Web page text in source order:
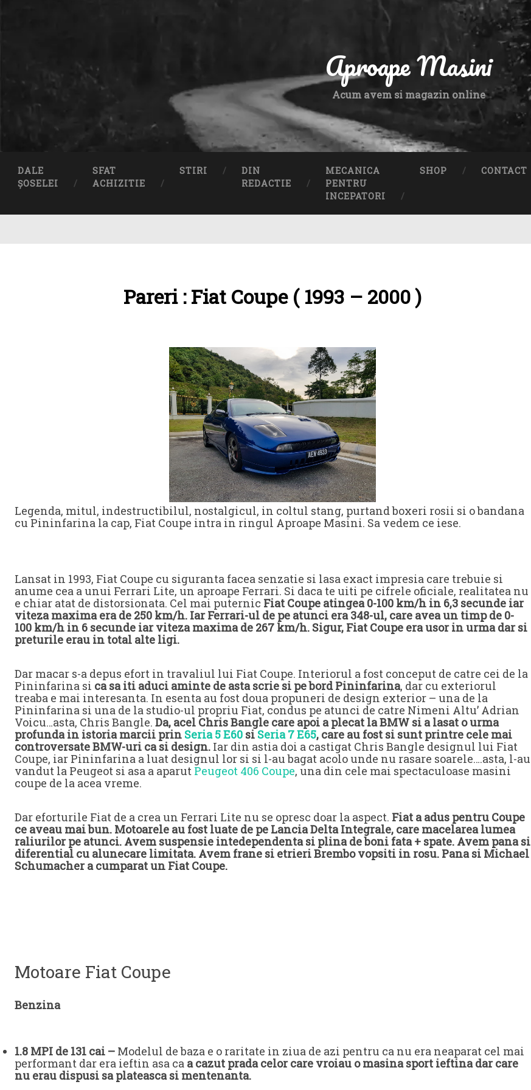
Aproape Masini
Acum avem si magazin online
DALE
ȘOSELEI
SFAT
ACHIZITIE
STIRI
DIN
REDACTIE
MECANICA
PENTRU
INCEPATORI
SHOP CONTACT
Pareri : Fiat Coupe ( 1993 – 2000 )
Legenda, mitul, indestructibilul, nostalgicul, in coltul stang, purtand boxeri rosii si o bandana
cu Pininfarina la cap, Fiat Coupe intra in ringul Aproape Masini. Sa vedem ce iese.
Lansat in 1993, Fiat Coupe cu siguranta facea senzatie si lasa exact impresia care trebuie si
anume cea a unui Ferrari Lite, un aproape Ferrari. Si daca te uiti pe cifrele oficiale, realitatea nu
e chiar atat de distorsionata. Cel mai puternic Fiat Coupe atingea 0-100 km/h in 6,3 secunde iar
viteza maxima era de 250 km/h. Iar Ferrari-ul de pe atunci era 348-ul, care avea un timp de 0-
100 km/h in 6 secunde iar viteza maxima de 267 km/h. Sigur, Fiat Coupe era usor in urma dar si
preturile erau in total alte ligi.
Dar macar s-a depus efort in travaliul lui Fiat Coupe. Interiorul a fost conceput de catre cei de la
Pininfarina si ca sa iti aduci aminte de asta scrie si pe bord Pininfarina, dar cu exteriorul
treaba e mai interesanta. In esenta au fost doua propuneri de design exterior – una de la
Pininfarina si una de la studio-ul propriu Fiat, condus pe atunci de catre Nimeni Altu’ Adrian
Voicu…asta, Chris Bangle. Da, acel Chris Bangle care apoi a plecat la BMW si a lasat o urma
profunda in istoria marcii prin Seria 5 E60 si Seria 7 E65, care au fost si sunt printre cele mai
controversate BMW-uri ca si design. Iar din astia doi a castigat Chris Bangle designul lui Fiat
Coupe, iar Pininfarina a luat designul lor si si l-au bagat acolo unde nu rasare soarele….asta, l-au
vandut la Peugeot si asa a aparut Peugeot 406 Coupe, una din cele mai spectaculoase masini
coupe de la acea vreme.
Dar eforturile Fiat de a crea un Ferrari Lite nu se opresc doar la aspect. Fiat a adus pentru Coupe
ce aveau mai bun. Motoarele au fost luate de pe Lancia Delta Integrale, care macelarea lumea
raliurilor pe atunci. Avem suspensie intedependenta si plina de boni fata + spate. Avem pana si
diferential cu alunecare limitata. Avem frane si etrieri Brembo vopsiti in rosu. Pana si Michael
Schumacher a cumparat un Fiat Coupe.
Motoare Fiat Coupe
Benzina
1.8 MPI de 131 cai – Modelul de baza e o raritate in ziua de azi pentru ca nu era neaparat cel mai
performant dar era ieftin asa ca a cazut prada celor care vroiau o masina sport ieftina dar care
nu erau dispusi sa plateasca si mentenanta.